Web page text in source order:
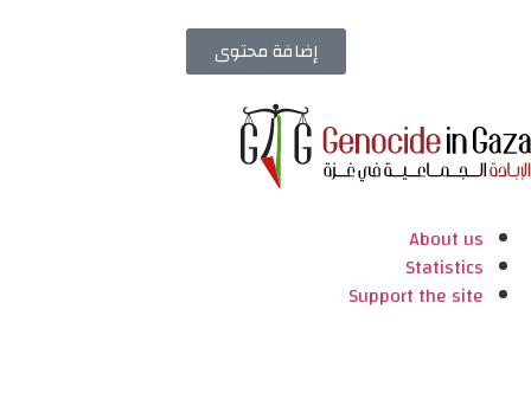
إضافة محتوى
About us
Statistics
Support the site